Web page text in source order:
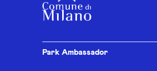
Park Ambassador